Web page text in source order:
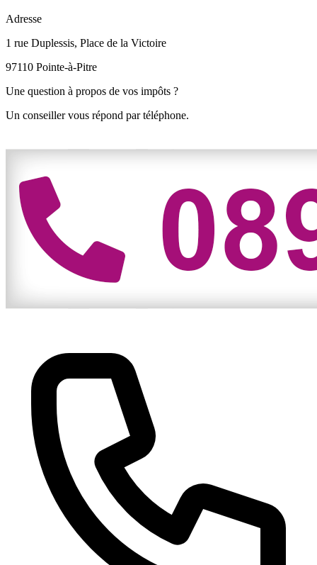
Adresse
1 rue Duplessis, Place de la Victoire
97110 Pointe-à-Pitre
Une question à propos de vos impôts ?
Un conseiller vous répond par téléphone.